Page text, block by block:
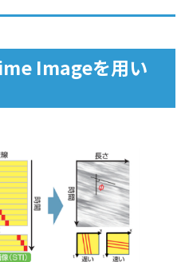
Imageを用い